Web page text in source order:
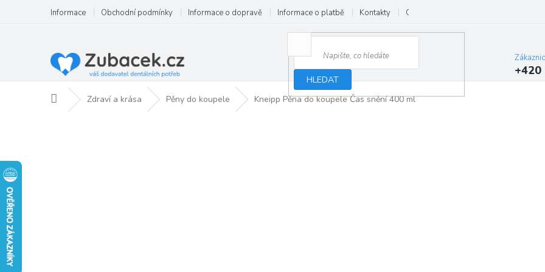
obsah
Informace Obchodní podmínky Informace o dopravě Informace o platbě Kontakty O nás
HLEDAT
+420
Domů Zdraví a krása Pěny do koupele Kneipp Pěna do koupele Čas snění 400 ml